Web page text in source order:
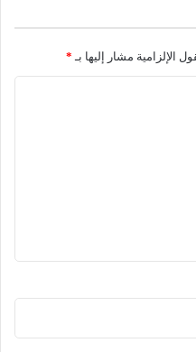
الإلزامية مشار إليها بـ *